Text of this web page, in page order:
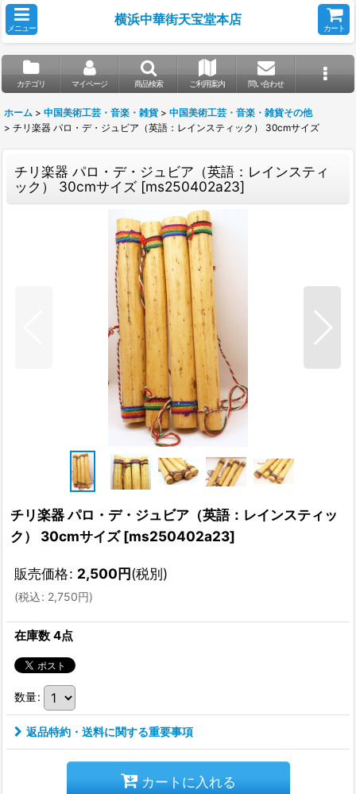
メニュー
横浜中華街天宝堂本店
カート
カテゴリ マイページ 商品検索 ご利用案内 問い合わせ
ホーム > 中国美術工芸・音楽・雑貨 > 中国美術工芸・音楽・雑貨その他
> チリ楽器 パロ・デ・ジュビア（英語：レインスティック） 30cmサイズ
チリ楽器 パロ・デ・ジュビア（英語：レインスティ
ック） 30cmサイズ [ms250402a23]
チリ楽器 パロ・デ・ジュビア（英語：レインスティッ
ク） 30cmサイズ [ms250402a23]
販売価格: 2,500円(税別)
(税込: 2,750円)
在庫数 4点
数量:
返品特約・送料に関する重要事項
カートに入れる